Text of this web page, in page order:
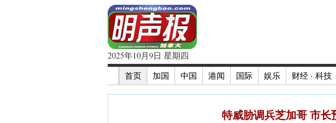
2025年10月9日 星期四
首页
加国 中国 港闻 国际 娱乐 财经 · 科技
特威胁调兵芝加哥 市长